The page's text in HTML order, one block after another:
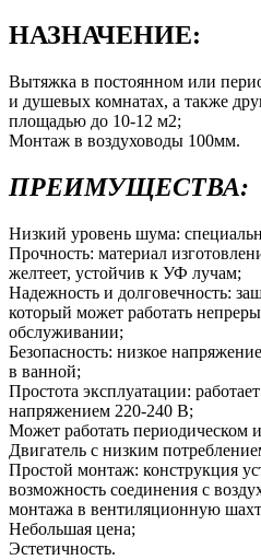
НАЗНАЧЕНИЕ:
Вытяжка в постоянном или
и душевых комнатах, а также
площадью до 10-12 м2;
Монтаж в воздуховоды 100мм.
ПРЕИМУЩЕСТВА:
Низкий уровень шума:
Прочность: материал
желтеет, устойчив к УФ лучам;
Надежность и долговечность:
который может работать
обслуживании;
Безопасность: низкое
в ванной;
Простота эксплуатации:
напряжением 220-240 В;
Может работать периодическом
Двигатель с низким
Простой монтаж: конструкция
возможность соединения с
монтажа в вентиляционную
Небольшая цена;
Эстетичность.